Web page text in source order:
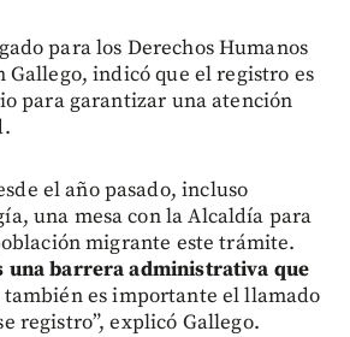
para los Derechos Humanos
indicó que el registro es
para garantizar una atención
el año pasado, incluso
una mesa con la Alcaldía para
migrante este trámite.
una barrera administrativa que
también es importante el llamado
registro”, explicó Gallego.